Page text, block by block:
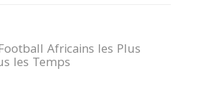
Africains les Plus
les Temps